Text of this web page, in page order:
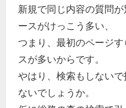
新規で同じ内容の質問
ースがけっこう多い、
つまり、最初のページ
スが多いからです。
やはり、検索もしない
ないでしょうか。